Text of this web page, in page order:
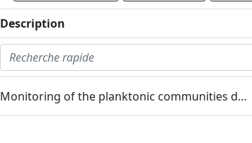
Description
Monitoring of the planktonic communities dynamics of the Thau lagoon under OSU-OREME until 2010, and some ecotoxic experimentations